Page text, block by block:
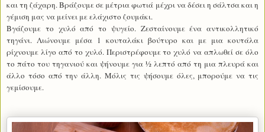
και τη ζάχαρη. Βράζουμε σε μέτρια φωτιά μέχρι να δέσει η σάλτσα και η
γέμιση μας να μείνει με ελάχιστο ζουμάκι.
Βγάζουμε το χυλό από το ψυγείο. Ζεσταίνουμε ένα αντικολλητικό
τηγάνι. Λιώνουμε μέσα 1 κουταλάκι βούτυρο και με μια κουτάλα
ρίχνουμε λίγο από το χυλό. Περιστρέφουμε το χυλό να απλωθεί σε όλο
το πάτο του τηγανιού και ψήνουμε για ½ λεπτό από τη μια πλευρά και
άλλο τόσο από την άλλη. Μόλις τις ψήσουμε όλες, μπορούμε να τις
γεμίσουμε.